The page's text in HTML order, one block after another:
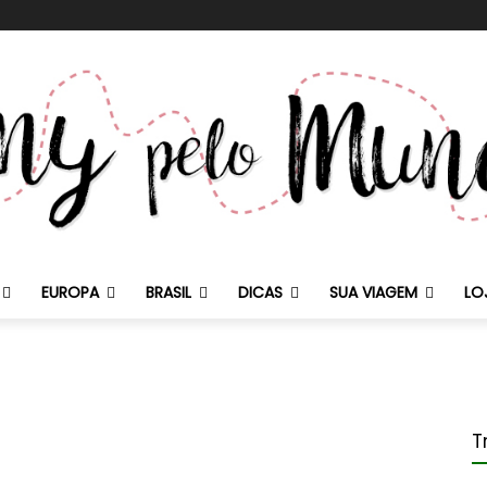
EUROPA BRASIL DICAS SUA VIAGEM